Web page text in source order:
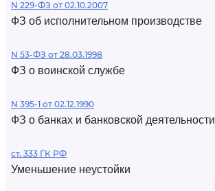
N 229-ФЗ от 02.10.2007
ФЗ об исполнительном производстве
N 53-ФЗ от 28.03.1998
ФЗ о воинской службе
N 395-1 от 02.12.1990
ФЗ о банках и банковской деятельности
ст. 333 ГК РФ
Уменьшение неустойки